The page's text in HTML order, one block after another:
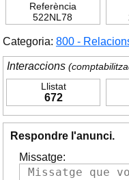
Referència
522NL78
Categoria: 800 -
Interaccions
Llistat
672
Respondre l'anunci.
Missatge: